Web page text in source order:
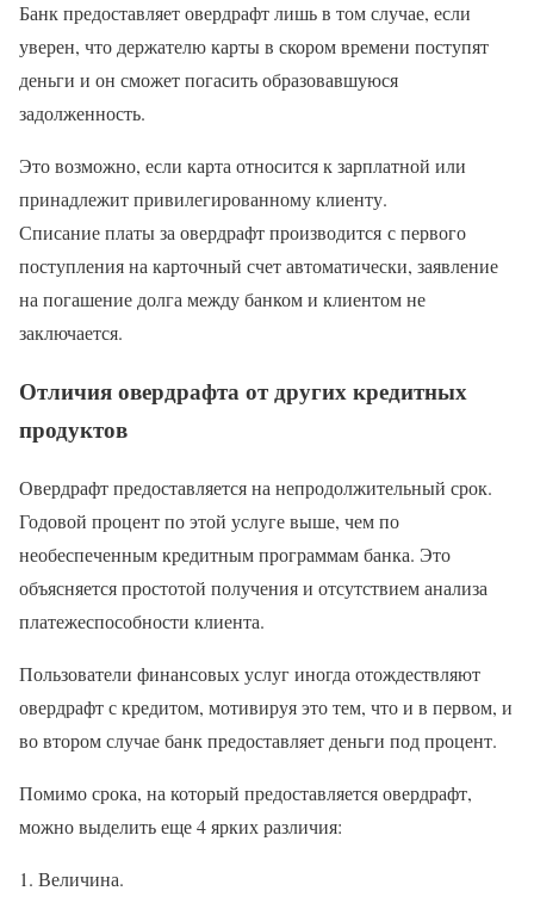
Банк предоставляет овердрафт лишь в том случае, если
уверен, что держателю карты в скором времени поступят
деньги и он сможет погасить образовавшуюся
задолженность.
Это возможно, если карта относится к зарплатной или
принадлежит привилегированному клиенту.
Списание платы за овердрафт производится с первого
поступления на карточный счет автоматически, заявление
на погашение долга между банком и клиентом не
заключается.
Отличия овердрафта от других кредитных
продуктов
Овердрафт предоставляется на непродолжительный срок.
Годовой процент по этой услуге выше, чем по
необеспеченным кредитным программам банка. Это
объясняется простотой получения и отсутствием анализа
платежеспособности клиента.
Пользователи финансовых услуг иногда отождествляют
овердрафт с кредитом, мотивируя это тем, что и в первом, и
во втором случае банк предоставляет деньги под процент.
Помимо срока, на который предоставляется овердрафт,
можно выделить еще 4 ярких различия:
Величина.